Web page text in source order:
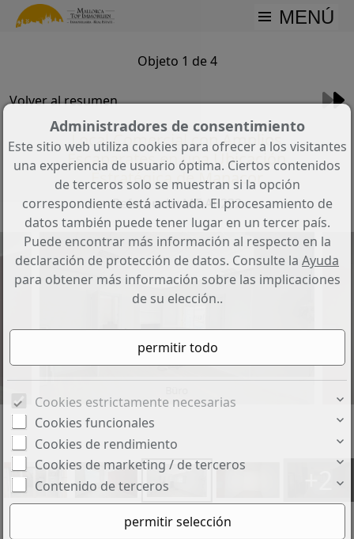
MENÚ
Objeto 1 de 4
Volver al resumen
Local Comercial con Amplios
Escaparates en una Ubicación
Estratégica de Manacor
Referencia: MT-AB232
Administradores de consentimiento
Este sitio web utiliza cookies para ofrecer a los visitantes
una experiencia de usuario óptima. Ciertos contenidos
de terceros solo se muestran si la opción
correspondiente está activada. El procesamiento de
datos también puede tener lugar en un tercer país.
Puede encontrar más información al respecto en la
declaración de protección de datos. Consulte la Ayuda
para obtener más información sobre las implicaciones
de su elección..
Cookies estrictamente necesarias
Cookies funcionales
Cookies de rendimiento
Cookies de marketing / de terceros
Contenido de terceros